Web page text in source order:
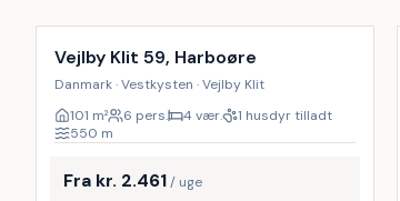
Vejlby Klit 59, Harboøre
Danmark · Vestkysten · Vejlby Klit
101 m² 6 pers. 4 vær.
1 husdyr tilladt
550 m
Fra kr. 2.461/ uge